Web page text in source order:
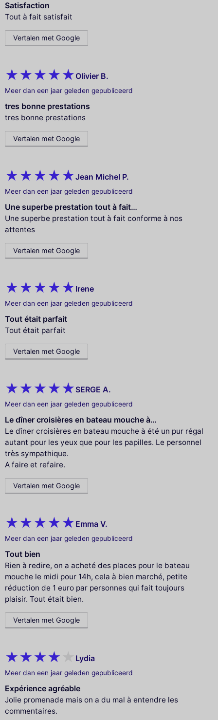
Satisfaction
Tout à fait satisfait
Vertalen met Google
Olivier B.
Meer dan een jaar geleden gepubliceerd
tres bonne prestations
tres bonne prestations
Vertalen met Google
Jean Michel P.
Meer dan een jaar geleden gepubliceerd
Une superbe prestation tout à fait…
Une superbe prestation tout à fait conforme à nos
attentes
Vertalen met Google
Irene
Meer dan een jaar geleden gepubliceerd
Tout était parfait
Tout était parfait
Vertalen met Google
SERGE A.
Meer dan een jaar geleden gepubliceerd
Le dîner croisières en bateau mouche à…
Le dîner croisières en bateau mouche à été un pur régal
autant pour les yeux que pour les papilles. Le personnel
très sympathique.
A faire et refaire.
Vertalen met Google
Emma V.
Meer dan een jaar geleden gepubliceerd
Tout bien
Rien à redire, on a acheté des places pour le bateau
mouche le midi pour 14h, cela à bien marché, petite
réduction de 1 euro par personnes qui fait toujours
plaisir. Tout était bien.
Vertalen met Google
Lydia
Meer dan een jaar geleden gepubliceerd
Expérience agréable
Jolie promenade mais on a du mal à entendre les
commentaires.